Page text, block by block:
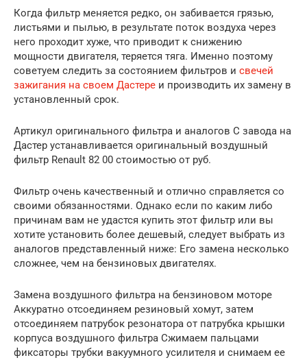
Когда фильтр меняется редко, он забивается грязью,
листьями и пылью, в результате поток воздуха через
него проходит хуже, что приводит к снижению
мощности двигателя, теряется тяга. Именно поэтому
советуем следить за состоянием фильтров и свечей
зажигания на своем Дастере и производить их замену в
установленный срок.
Артикул оригинального фильтра и аналогов С завода на
Дастер устанавливается оригинальный воздушный
фильтр Renault 82 00 стоимостью от руб.
Фильтр очень качественный и отлично справляется со
своими обязанностями. Однако если по каким либо
причинам вам не удастся купить этот фильтр или вы
хотите установить более дешевый, следует выбрать из
аналогов представленный ниже: Его замена несколько
сложнее, чем на бензиновых двигателях.
Замена воздушного фильтра на бензиновом моторе
Аккуратно отсоединяем резиновый хомут, затем
отсоединяем патрубок резонатора от патрубка крышки
корпуса воздушного фильтра Сжимаем пальцами
фиксаторы трубки вакуумного усилителя и снимаем ее